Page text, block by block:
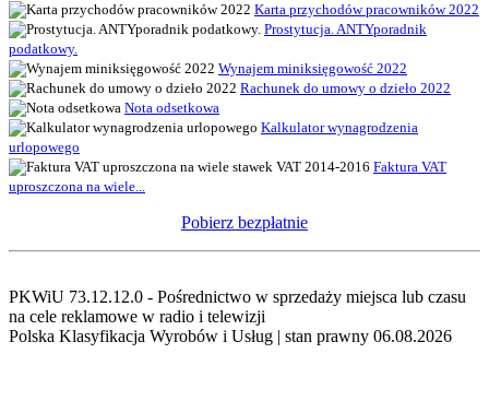
Karta przychodów pracowników 2022
Prostytucja. ANTYporadnik
podatkowy.
Wynajem miniksięgowość 2022
Rachunek do umowy o dzieło 2022
Nota odsetkowa
Kalkulator wynagrodzenia
urlopowego
Faktura VAT
uproszczona na wiele...
Pobierz bezpłatnie
PKWiU 73.12.12.0 - Pośrednictwo w sprzedaży miejsca lub czasu
na cele reklamowe w radio i telewizji
Polska Klasyfikacja Wyrobów i Usług | stan prawny 06.08.2026